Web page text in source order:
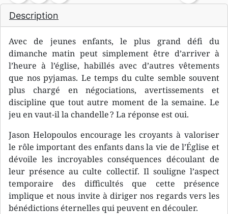
Description
Avec de jeunes enfants, le plus grand défi du
dimanche matin peut simplement être d’arriver à
l’heure à l’église, habillés avec d’autres vêtements
que nos pyjamas. Le temps du culte semble souvent
plus chargé en négociations, avertissements et
discipline que tout autre moment de la semaine. Le
jeu en vaut-il la chandelle ? La réponse est oui.
Jason Helopoulos encourage les croyants à valoriser
le rôle important des enfants dans la vie de l’Église et
dévoile les incroyables conséquences découlant de
leur présence au culte collectif. Il souligne l’aspect
temporaire des difficultés que cette présence
implique et nous invite à diriger nos regards vers les
bénédictions éternelles qui peuvent en découler.